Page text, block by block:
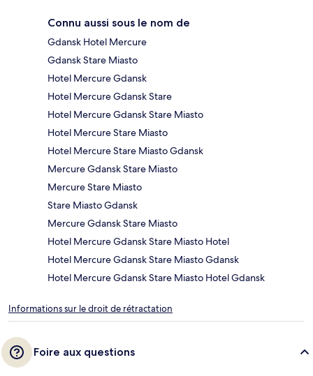
Connu aussi sous le nom de
Gdansk Hotel Mercure
Gdansk Stare Miasto
Hotel Mercure Gdansk
Hotel Mercure Gdansk Stare
Hotel Mercure Gdansk Stare Miasto
Hotel Mercure Stare Miasto
Hotel Mercure Stare Miasto Gdansk
Mercure Gdansk Stare Miasto
Mercure Stare Miasto
Stare Miasto Gdansk
Mercure Gdansk Stare Miasto
Hotel Mercure Gdansk Stare Miasto Hotel
Hotel Mercure Gdansk Stare Miasto Gdansk
Hotel Mercure Gdansk Stare Miasto Hotel Gdansk
Informations sur le droit de rétractation
Foire aux questions